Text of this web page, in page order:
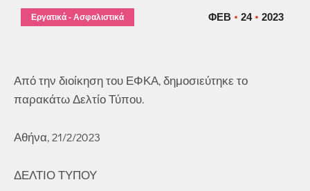
ΦΕΒ 24 2023
Εργατικά - Ασφαλιστικά
Από την διοίκηση του ΕΦΚΑ, δημοσιεύτηκε το
παρακάτω Δελτίο Τύπου.
Αθήνα, 21/2/2023
ΔΕΛΤΙΟ ΤΥΠΟΥ